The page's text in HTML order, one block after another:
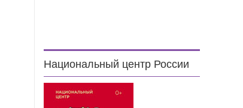
Национальный центр России